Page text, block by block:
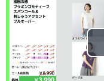
・ウエットクリーニ
【メンテナンス（ケ
・長時間照射による
・単品洗い
・摩擦による色落ち
【原産国（地）】